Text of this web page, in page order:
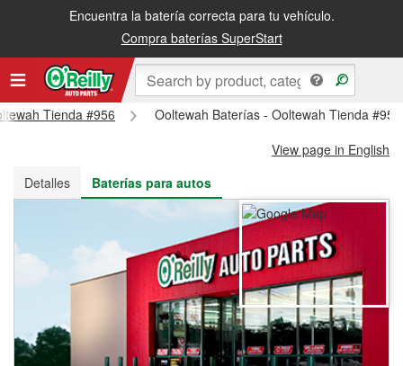
Encuentra la batería correcta para tu vehículo.
Compra baterías SuperStart
Recibe tu orden gratis al día siguiente o recógela en la tienda
Tienda #956
Ooltewah Baterías - Ooltewah Tienda #956
View page in English
Detalles
Baterías para autos